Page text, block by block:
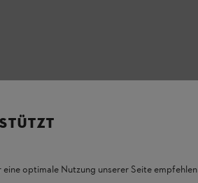
optimale Nutzung unserer Seite empfehlen